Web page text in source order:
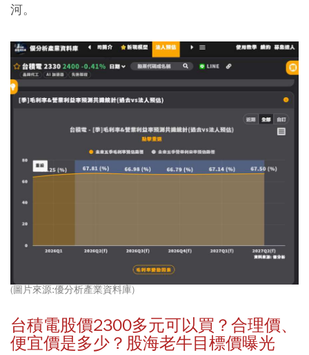
河。
(圖片來源:優分析產業資料庫)
台積電股價2300多元可以買？合理價、
便宜價是多少？股海老牛目標價曝光